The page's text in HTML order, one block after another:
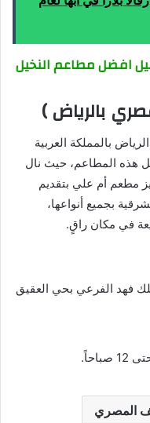
افضل مطاعم النخيل
بالرياض )
بالمملكة العربية
هذه المطاعم، حيث نال
مطعم أم علي بتقديم
بجميع أنواعها،
في مكان راقٍ.
فهد الفرعي بحي العقيق
المصري